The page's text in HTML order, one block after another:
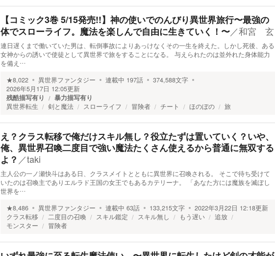
【コミック3巻 5/15発売!!】神の使いでのんびり異世界旅行〜最強の
体でスローライフ。魔法を楽しんで自由に生きていく！〜／和宮 玄
連日遅くまで働いていた男は、転倒事故によりあっけなくその一生を終えた。しかし死後、ある
女神からの誘いで使徒として異世界で旅をすることになる。 与えられたのは並外れた身体能力
を備え…
★8,022 異世界ファンタジー 連載中 197話 374,588文字
2026年5月17日 12:05更新
残酷描写有り
暴力描写有り
異世界転生
剣と魔法 スローライフ 冒険者 チート ほのぼの 旅
え？クラス転移で俺だけスキル無し？役立たずは置いていく？いや、
俺、異世界召喚二度目で強い魔法たくさん使えるから普通に無双する
よ？ ／taki
主人公の一ノ瀬快斗はある日、クラスメイトとともに異世界に召喚される。 そこで待ち受けて
いたのは召喚主でありエルラド王国の女王でもあるカテリーナ。 「あなた方には魔族を滅ぼし
世界を…
★8,486 異世界ファンタジー 連載中 63話 133,215文字 2022年3月22日 12:18更新
クラス転移
二度目の召喚 スキル鑑定 スキル無し もう遅い
追放
モンスター
冒険者